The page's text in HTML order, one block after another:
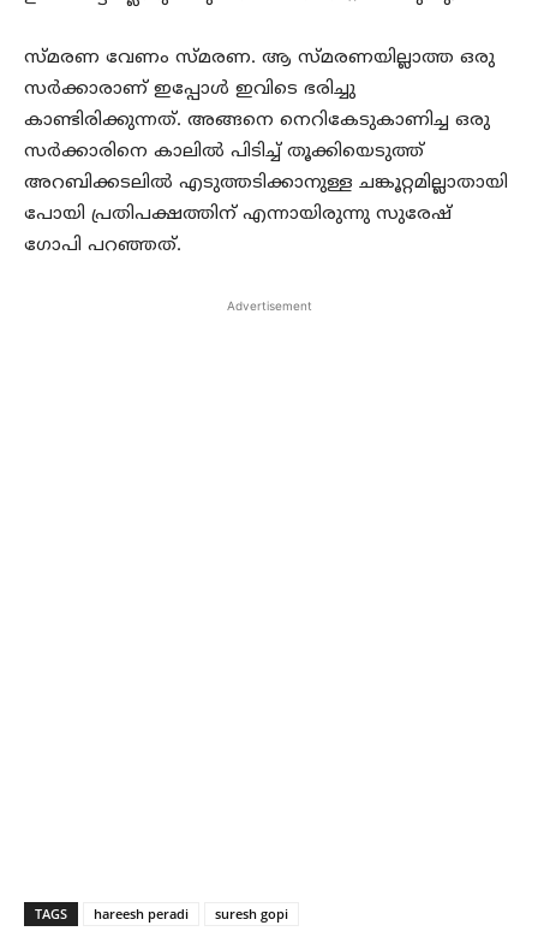
സ്മരണ വേണം സ്മരണ. ആ സ്മരണയില്ലാത്ത ഒരു
സർക്കാരാണ് ഇപ്പോൾ ഇവിടെ ഭരിച്ചു
കാണ്ടിരിക്കുന്നത്. അങ്ങനെ നെറികേടുകാണിച്ച ഒരു
സർക്കാരിനെ കാലിൽ പിടിച്ച് തൂക്കിയെടുത്ത്
അറബിക്കടലിൽ എടുത്തടിക്കാനുള്ള ചങ്കൂറ്റമില്ലാതായി
പോയി പ്രതിപക്ഷത്തിന് എന്നായിരുന്നു സുരേഷ്
ഗോപി പറഞ്ഞത്.
Advertisement
TAGS hareesh peradi suresh gopi